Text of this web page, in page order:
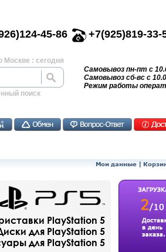
45-86 +7(925)819-33-
Москве : сегодня
поиск
Самовывоз пн-пт с
Самовывоз сб-вс с
Режим работы
Мои данные |
PlayStation 5
для PlayStation 5
для PlayStation 5